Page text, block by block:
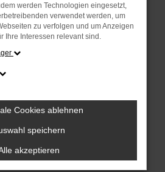
ERROR
die dir helfen können:
Firewall und deine
zum Beispiel deine
wie Werbeblocker,
werden Technologien eingesetzt,
verwendet werden, um
zu verfolgen und um Anzeigen
Ihre Interessen relevant sind.
Cookies ablehnen
speichern
akzeptieren